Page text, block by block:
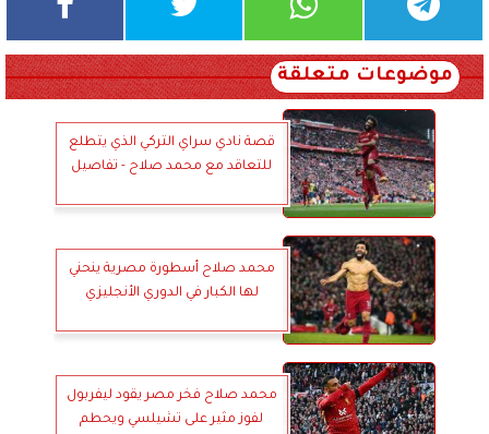
موضوعات متعلقة
قصة نادي سراي التركي الذي يتطلع
للتعاقد مع محمد صلاح - تفاصيل
محمد صلاح أسطورة مصرية ينحني
لها الكبار في الدوري الأنجليزي
محمد صلاح فخر مصر يقود ليفربول
لفوز مثير على تشيلسي ويحطم